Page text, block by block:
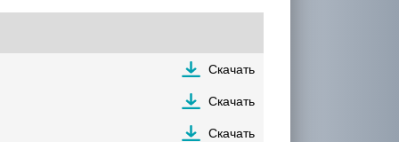
Скачать
Скачать
Скачать